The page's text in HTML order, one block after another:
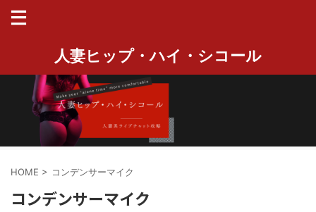
人妻ヒップ・ハイ・シコール
HOME > コンデンサーマイク
コンデンサーマイク